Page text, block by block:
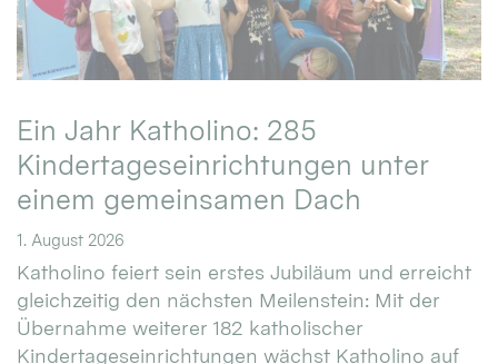
Ein Jahr Katholino: 285
Kindertageseinrichtungen unter
einem gemeinsamen Dach
1. August 2026
Katholino feiert sein erstes Jubiläum und erreicht
gleichzeitig den nächsten Meilenstein: Mit der
Übernahme weiterer 182 katholischer
Kindertageseinrichtungen wächst Katholino auf